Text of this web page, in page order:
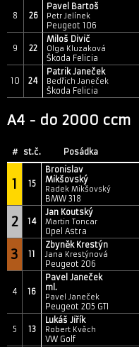
8 26
Pavel Bartoš
Petr Jelínek
Peugeot 106
9 22
Miloš Divič
Olga Kluzaková
Škoda Felicia
10 24
Patrik Janeček
Bedřich Janeček
Škoda Felicia
A4 - do 2000 ccm
# st.č. Posádka
1 15
Bronislav
Mikšovský
Radek Mikšovský
BMW 318
2 14
Jan Koutský
Martin Toncar
Opel Astra
3 11
Zbyněk Krestýn
Jana Krestýnová
Peugeot 206
4 16
Pavel Janeček
ml.
Pavel Janeček
Peugeot 205 GTI
5 13
Lukáš Jiřík
Robert Kvěch
VW Golf